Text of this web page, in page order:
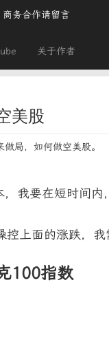
务合作请留言
关于作者
美股
局，如何做空美股。
我要在短时间
上面的涨跌，
100指数